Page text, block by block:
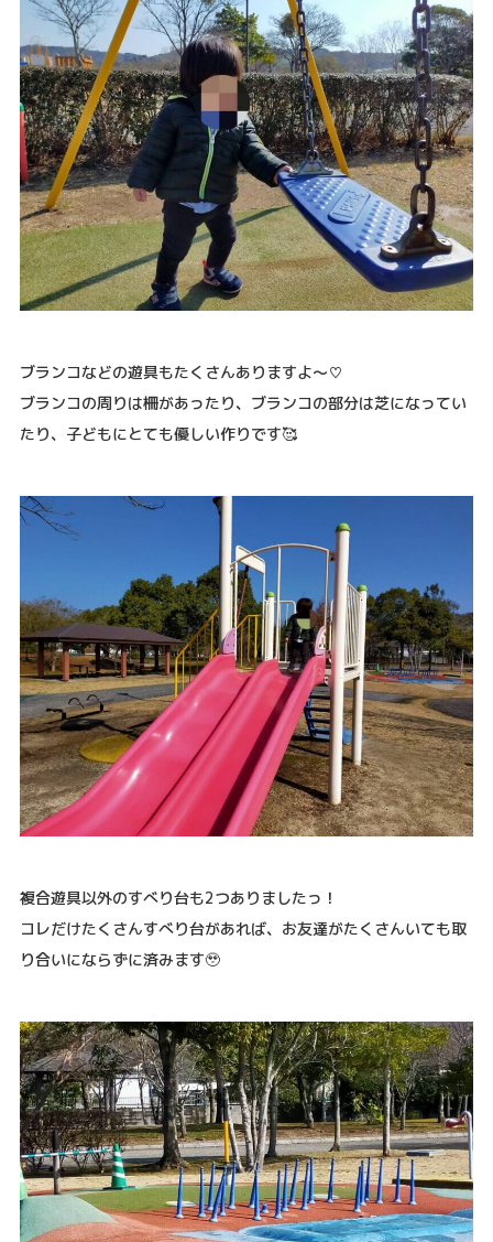
ブランコなどの遊具もたくさんありますよ〜♡
ブランコの周りは柵があったり、ブランコの部分は芝になってい
たり、子どもにとても優しい作りです🥰
複合遊具以外のすべり台も2つありましたっ！
コレだけたくさんすべり台があれば、お友達がたくさんいても取
り合いにならずに済みます🥹